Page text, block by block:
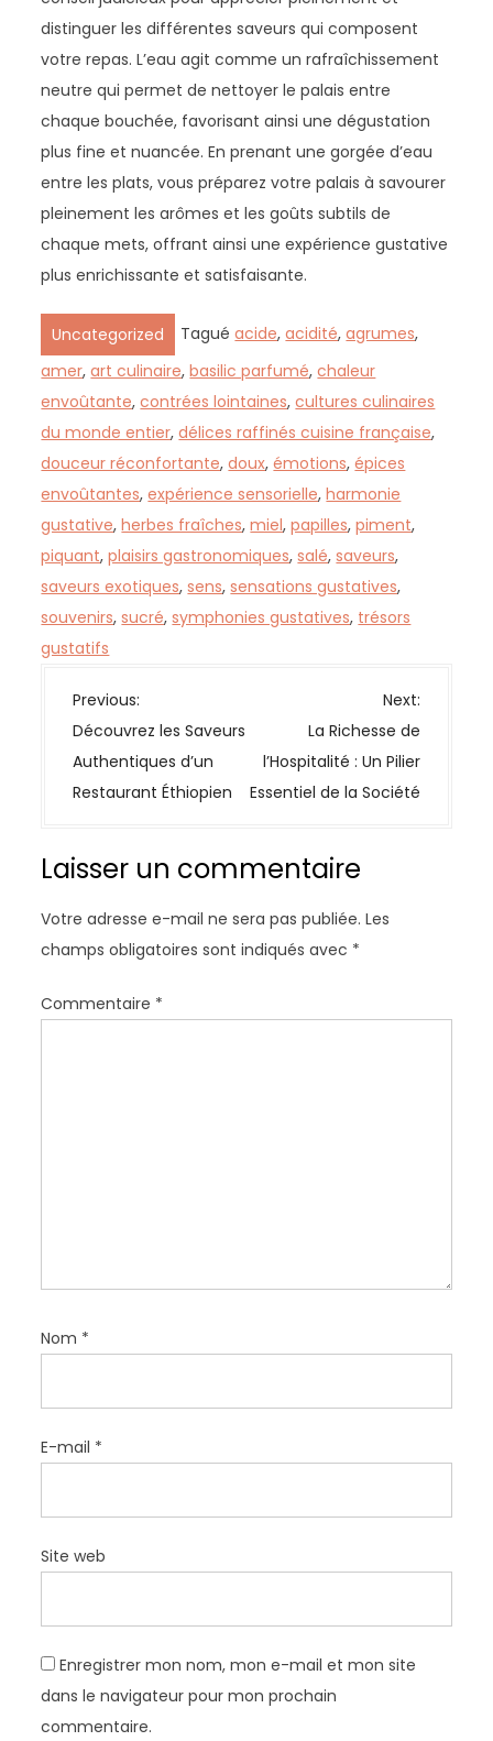
distinguer les différentes saveurs qui composent
votre repas. L’eau agit comme un rafraîchissement
neutre qui permet de nettoyer le palais entre
chaque bouchée, favorisant ainsi une dégustation
plus fine et nuancée. En prenant une gorgée d’eau
entre les plats, vous préparez votre palais à savourer
pleinement les arômes et les goûts subtils de
chaque mets, offrant ainsi une expérience gustative
plus enrichissante et satisfaisante.
Uncategorized Taguéacide,acidité,agrumes,
amer,art culinaire,basilic parfumé,chaleur
envoûtante,contrées lointaines,cultures culinaires
du monde entier,délices raffinés cuisine française,
douceur réconfortante,doux,émotions,épices
envoûtantes,expérience sensorielle,harmonie
gustative,herbes fraîches,miel,papilles,piment,
piquant,plaisirs gastronomiques,salé,saveurs,
saveurs exotiques,sens,sensations gustatives,
souvenirs,sucré,symphonies gustatives, trésors
gustatifs
N
a
v
i
t
n
d
e
e
Previous:
Découvrez les Saveurs
Authentiques d’un
Restaurant Éthiopien
Next:
La Richesse de
l’Hospitalité : Un Pilier
Essentiel de la Société
Laisser un commentaire
Votre adresse e-mail ne sera pas publiée. Les
champs obligatoires sont indiqués avec *
Commentaire *
Nom *
E-mail *
Site web
Enregistrer mon nom, mon e-mail et mon site
dans le navigateur pour mon prochain
commentaire.